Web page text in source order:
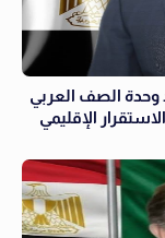
وحدة الصف العربي
الإقليمي